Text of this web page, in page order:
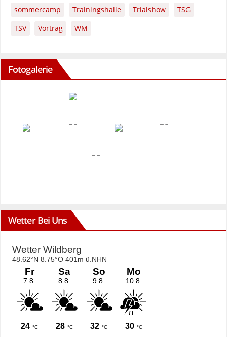
sommercamp
Trainingshalle Trialshow
TSG
TSV
Vortrag WM
Fotogalerie
Wetter Bei Uns